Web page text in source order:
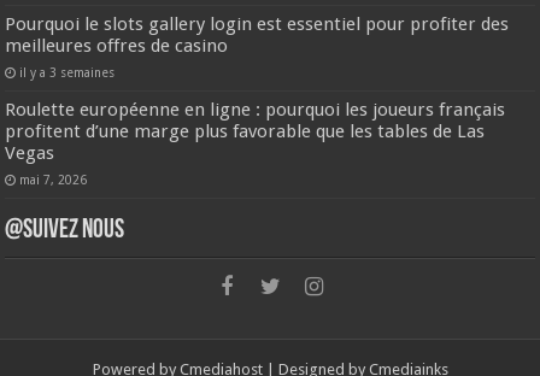
Pourquoi le slots gallery login est essentiel pour profiter des
meilleures offres de casino
il y a 3 semaines
Roulette européenne en ligne : pourquoi les joueurs français
profitent d’une marge plus favorable que les tables de Las
Vegas
mai 7, 2026
@SUIVEZ NOUS
Powered by Cmediahost| Designed by Cmediainks